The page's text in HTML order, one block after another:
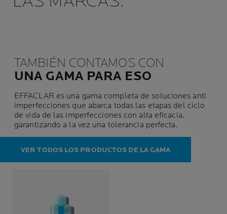
TAMBIÉN CONTAMOS CON
UNA GAMA PARA ESO
EFFACLAR es una gama completa de soluciones anti
imperfecciones que abarca todas las etapas del ciclo
de vida de las imperfecciones con alta eficacia,
garantizando a la vez una tolerancia perfecta.
VER TODOS LOS PRODUCTOS DE LA GAMA